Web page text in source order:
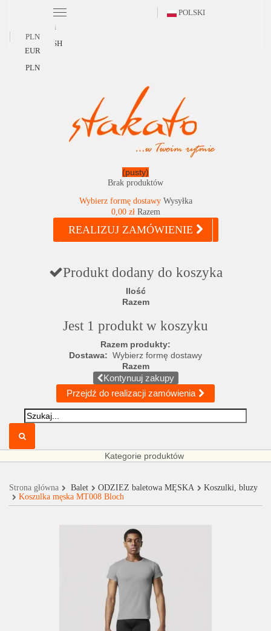
POLSKI
Polski
ENGLISH
PLN
EUR
PLN
(pusty)
Brak produktów
Wybierz formę dostawy Wysyłka
0,00 zł Razem
REALIZUJ ZAMÓWIENIE
Produkt dodany do koszyka
Ilość
Razem
Jest 1 produkt w koszyku
Razem produkty:
Dostawa: Wybierz formę dostawy
Razem
Kontynuuj zakupy
Przejdź do realizacji zamówienia
Kategorie produktów
Strona główna Balet ODZIEŻ baletowa MĘSKA
Koszulki, bluzy
Koszulka męska MT008 Bloch